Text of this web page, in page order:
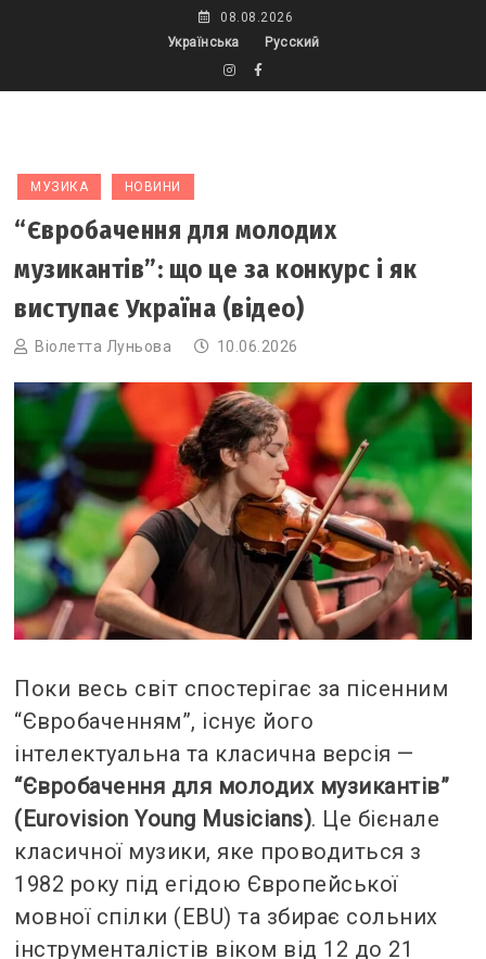
08.08.2026
Українська
Русский
МУЗИКА НОВИНИ
“Євробачення для молодих
музикантів”: що це за конкурс і як
виступає Україна (відео)
Віолетта Луньова 10.06.2026
Поки весь світ спостерігає за пісенним
“Євробаченням”, існує його
інтелектуальна та класична версія —
“Євробачення для молодих музикантів”
(Eurovision Young Musicians). Це бієнале
класичної музики, яке проводиться з
1982 року під егідою Європейської
мовної спілки (EBU) та збирає сольних
інструменталістів віком від 12 до 21